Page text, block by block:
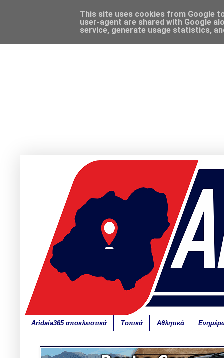
Aridaia365 αποκλειστικά Τοπικά Αθλητικά
This site uses cookies from Google
user-agent are shared with Google
service, generate usage statistics,